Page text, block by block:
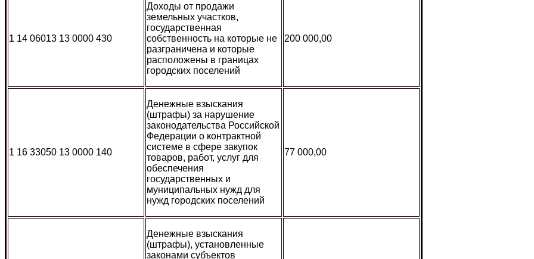
1 14 06013 13 0000 430
Доходы от продажи
земельных участков,
государственная
собственность на которые не
разграничена и которые
расположены в границах
городских поселений
200 000,00
1 16 33050 13 0000 140
Денежные взыскания
(штрафы) за нарушение
законодательства Российской
Федерации о контрактной
системе в сфере закупок
товаров, работ, услуг для
обеспечения
государственных и
муниципальных нужд для
нужд городских поселений
77 000,00
Денежные взыскания
(штрафы), установленные
законами субъектов